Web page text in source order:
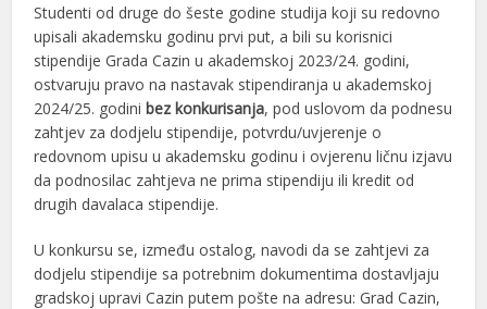
Studenti od druge do šeste godine studija koji su redovno
upisali akademsku godinu prvi put, a bili su korisnici
stipendije Grada Cazin u akademskoj 2023/24. godini,
ostvaruju pravo na nastavak stipendiranja u akademskoj
2024/25. godinibez konkurisanja, pod uslovom da podnesu
zahtjev za dodjelu stipendije, potvrdu/uvjerenje o
redovnom upisu u akademsku godinu i ovjerenu ličnu izjavu
da podnosilac zahtjeva ne prima stipendiju ili kredit od
drugih davalaca stipendije.
U konkursu se, između ostalog, navodi da se zahtjevi za
dodjelu stipendije sa potrebnim dokumentima dostavljaju
gradskoj upravi Cazin putem pošte na adresu: Grad Cazin,